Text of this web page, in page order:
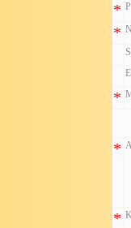
*
*
*
*
*